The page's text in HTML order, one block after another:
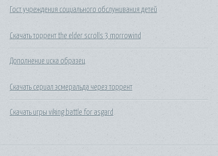
Гост учреждения социального обслуживания детей
Скачать торрент the elder scrolls 3 morrowind
Дополнение иска образец
Скачать сериал эсмеральда через торрент
Скачать игры viking battle for asgard